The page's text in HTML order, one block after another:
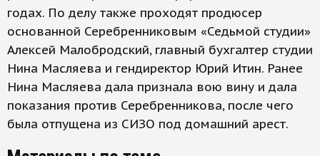
годах. По делу также проходят продюсер
основанной Серебренниковым «Седьмой студии»
Алексей Малобродский, главный бухгалтер студии
Нина Масляева и гендиректор Юрий Итин. Ранее
Нина Масляева дала признала вою вину и дала
показания против Серебренникова, после чего
была отпущена из СИЗО под домашний арест.